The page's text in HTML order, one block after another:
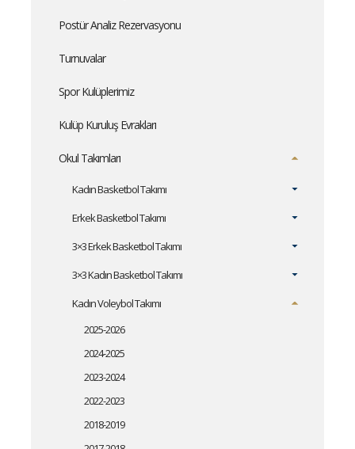
Postür Analiz Rezervasyonu
Turnuvalar
Spor Kulüplerimiz
Kulüp Kuruluş Evrakları
Okul Takımları
Kadın Basketbol Takımı
Erkek Basketbol Takımı
3×3 Erkek Basketbol Takımı
3×3 Kadın Basketbol Takımı
Kadın Voleybol Takımı
2025-2026
2024-2025
2023-2024
2022-2023
2018-2019